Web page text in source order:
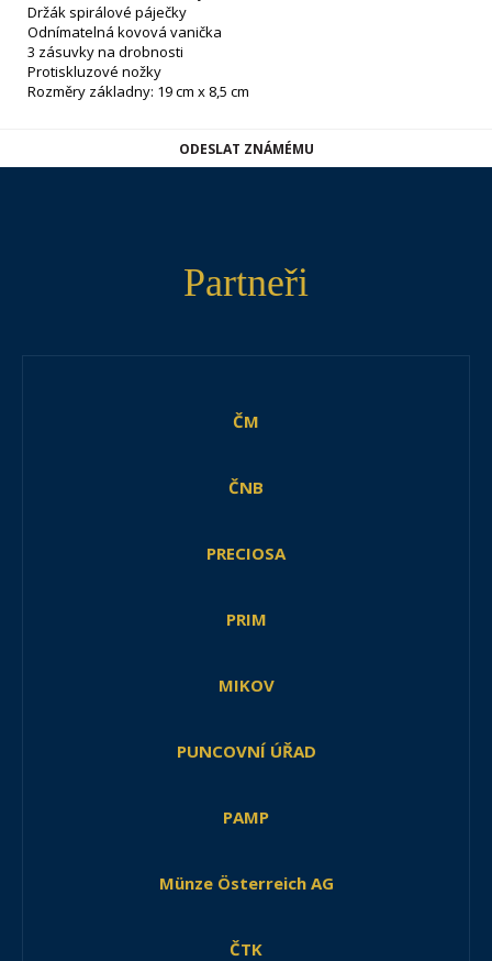
Držák spirálové páječky
Odnímatelná kovová vanička
3 zásuvky na drobnosti
Protiskluzové nožky
Rozměry základny: 19 cm x 8,5 cm
ODESLAT ZNÁMÉMU
Partneři
ČM
ČNB
PRECIOSA
PRIM
MIKOV
PUNCOVNÍ ÚŘAD
PAMP
Münze Österreich AG
ČTK